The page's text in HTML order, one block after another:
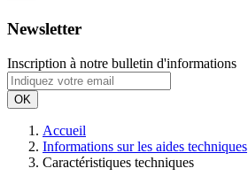
Newsletter
Inscription à notre bulletin d'informations
OK
Accueil
Informations sur les aides techniques
Caractéristiques techniques